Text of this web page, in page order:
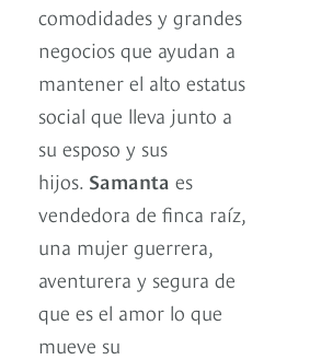
comodidades y grandes
negocios que ayudan a
mantener el alto estatus
social que lleva junto a
su esposo y sus
hijos. Samanta es
vendedora de finca raíz,
una mujer guerrera,
aventurera y segura de
que es el amor lo que
mueve su